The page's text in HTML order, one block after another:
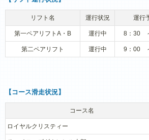
リフト名 運行状況 運行
第一ペアリフトA・B 運行中 8：30
第二ペアリフト 運行中 9：00
【コース滑走状況】
コース名
ロイヤルクリスティー